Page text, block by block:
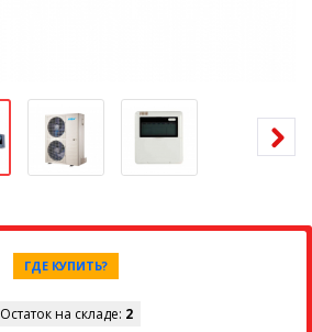
ГДЕ КУПИТЬ?
Остаток на складе: 2